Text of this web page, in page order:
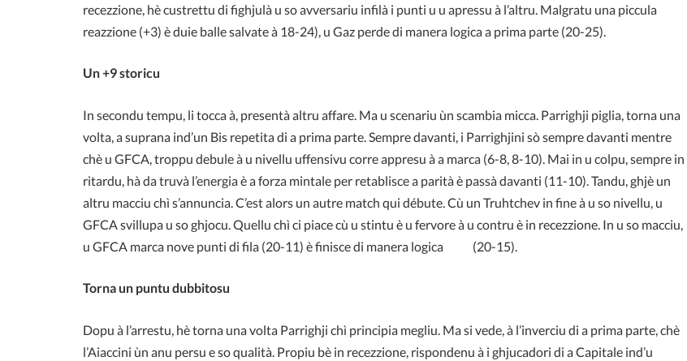
recezzione, hè custrettu di fighjulà u so avversariu infilà i punti u u apressu à l’altru. Malgratu una piccula
reazzione (+3) è duie balle salvate à 18-24), u Gaz perde di manera logica a prima parte (20-25).
Un +9 storicu
In secondu tempu, li tocca à, presentà altru affare. Ma u scenariu ùn scambia micca. Parrighji piglia, torna una
volta, a suprana ind’un Bis repetita di a prima parte. Sempre davanti, i Parrighjini sò sempre davanti mentre
chè u GFCA, troppu debule à u nivellu uffensivu corre appresu à a marca (6-8, 8-10). Mai in u colpu, sempre in
ritardu, hà da truvà l’energia è a forza mintale per retablisce a parità è passà davanti (11-10). Tandu, ghjè un
altru macciu chì s’annuncia. C’est alors un autre match qui débute. Cù un Truhtchev in fine à u so nivellu, u
GFCA svillupa u so ghjocu. Quellu chì ci piace cù u stintu è u fervore à u contru è in recezzione. In u so macciu,
u GFCA marca nove punti di fila (20-11) è finisce di manera logica (20-15).
Torna un puntu dubbitosu
Dopu à l’arrestu, hè torna una volta Parrighji chì principia megliu. Ma si vede, à l’inverciu di a prima parte, chè
l’Aiaccini ùn anu persu e so qualità. Propiu bè in recezzione, rispondenu à i ghjucadori di a Capitale ind’u